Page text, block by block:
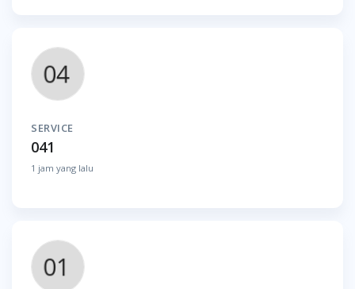
SERVICE
041
1 jam yang lalu